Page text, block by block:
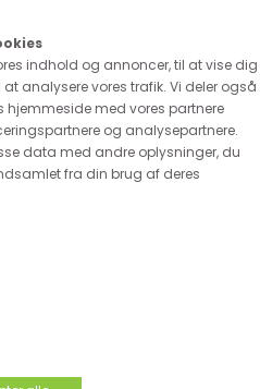
indhold og annoncer, til at vise dig
analysere vores trafik. Vi deler også
med vores partnere
og analysepartnere.
data med andre oplysninger, du
fra din brug af deres